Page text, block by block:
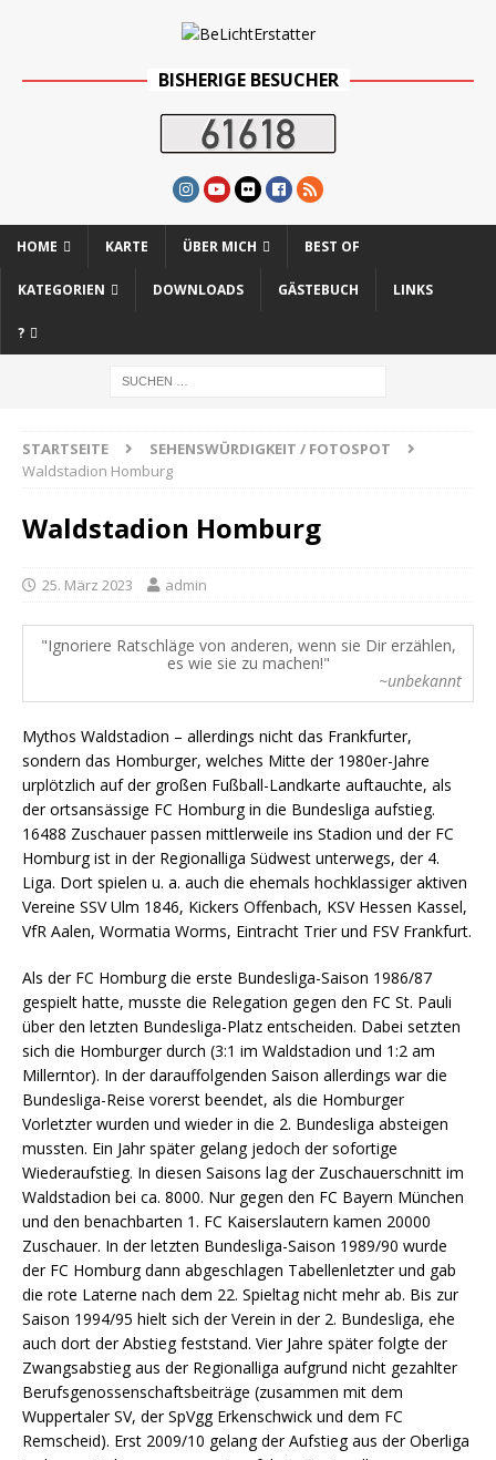
BISHERIGE BESUCHER
HOME KARTE ÜBER MICH BEST OF
KATEGORIEN DOWNLOADS GÄSTEBUCH LINKS
?
STARTSEITE
SEHENSWÜRDIGKEIT / FOTOSPOT
Waldstadion Homburg
Waldstadion Homburg
25. März 2023 admin
Ignoriere Ratschläge von anderen, wenn sie Dir erzählen,
es wie sie zu machen!
~unbekannt
Mythos Waldstadion – allerdings nicht das Frankfurter,
sondern das Homburger, welches Mitte der 1980er-Jahre
urplötzlich auf der großen Fußball-Landkarte auftauchte, als
der ortsansässige FC Homburg in die Bundesliga aufstieg.
16488 Zuschauer passen mittlerweile ins Stadion und der FC
Homburg ist in der Regionalliga Südwest unterwegs, der 4.
Liga. Dort spielen u. a. auch die ehemals hochklassiger aktiven
Vereine SSV Ulm 1846, Kickers Offenbach, KSV Hessen Kassel,
VfR Aalen, Wormatia Worms, Eintracht Trier und FSV Frankfurt.
Als der FC Homburg die erste Bundesliga-Saison 1986/87
gespielt hatte, musste die Relegation gegen den FC St. Pauli
über den letzten Bundesliga-Platz entscheiden. Dabei setzten
sich die Homburger durch (3:1 im Waldstadion und 1:2 am
Millerntor). In der darauffolgenden Saison allerdings war die
Bundesliga-Reise vorerst beendet, als die Homburger
Vorletzter wurden und wieder in die 2. Bundesliga absteigen
mussten. Ein Jahr später gelang jedoch der sofortige
Wiederaufstieg. In diesen Saisons lag der Zuschauerschnitt im
Waldstadion bei ca. 8000. Nur gegen den FC Bayern München
und den benachbarten 1. FC Kaiserslautern kamen 20000
Zuschauer. In der letzten Bundesliga-Saison 1989/90 wurde
der FC Homburg dann abgeschlagen Tabellenletzter und gab
die rote Laterne nach dem 22. Spieltag nicht mehr ab. Bis zur
Saison 1994/95 hielt sich der Verein in der 2. Bundesliga, ehe
auch dort der Abstieg feststand. Vier Jahre später folgte der
Zwangsabstieg aus der Regionalliga aufgrund nicht gezahlter
Berufsgenossenschaftsbeiträge (zusammen mit dem
Wuppertaler SV, der SpVgg Erkenschwick und dem FC
Remscheid). Erst 2009/10 gelang der Aufstieg aus der Oberliga